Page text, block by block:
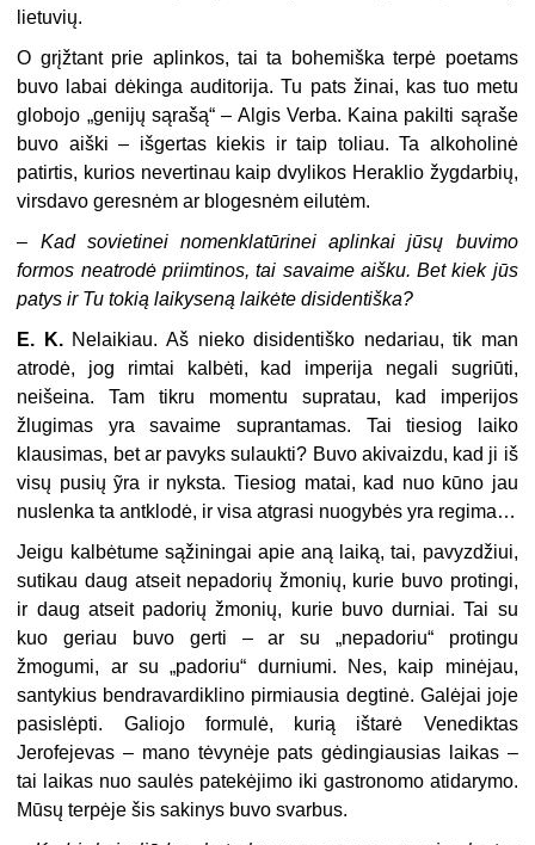
lietuvių.
O grįžtant prie aplinkos, tai ta bohemiška terpė poetams
buvo labai dėkinga auditorija. Tu pats žinai, kas tuo metu
globojo „genijų sąrašą“ – Algis Verba. Kaina pakilti sąraše
buvo aiški – išgertas kiekis ir taip toliau. Ta alkoholinė
patirtis, kurios nevertinau kaip dvylikos Heraklio žygdarbių,
virsdavo geresnėm ar blogesnėm eilutėm.
– Kad sovietinei nomenklatūrinei aplinkai jūsų buvimo
formos neatrodė priimtinos, tai savaime aišku. Bet kiek jūs
patys ir Tu tokią laikyseną laikėte disidentiška?
E. K.Nelaikiau. Aš nieko disidentiško nedariau, tik man
atrodė, jog rimtai kalbėti, kad imperija negali sugriūti,
neišeina. Tam tikru momentu supratau, kad imperijos
žlugimas yra savaime suprantamas. Tai tiesiog laiko
klausimas, bet ar pavyks sulaukti? Buvo akivaizdu, kad ji iš
visų pusių ỹra ir nyksta. Tiesiog matai, kad nuo kūno jau
nuslenka ta antklodė, ir visa atgrasi nuogybės yra regima…
Jeigu kalbėtume sąžiningai apie aną laiką, tai, pavyzdžiui,
sutikau daug atseit nepadorių žmonių, kurie buvo protingi,
ir daug atseit padorių žmonių, kurie buvo durniai. Tai su
kuo geriau buvo gerti – ar su „nepadoriu“ protingu
žmogumi, ar su „padoriu“ durniumi. Nes, kaip minėjau,
santykius bendravardiklino pirmiausia degtinė. Galėjai joje
pasislėpti. Galiojo formulė, kurią ištarė Venediktas
Jerofejevas – mano tėvynėje pats gėdingiausias laikas –
tai laikas nuo saulės patekėjimo iki gastronomo atidarymo.
Mūsų terpėje šis sakinys buvo svarbus.